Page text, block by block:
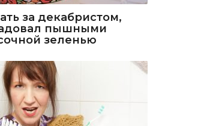
за декабристом,
пышными
зеленью